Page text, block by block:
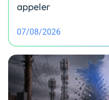
appeler
07/08/2026